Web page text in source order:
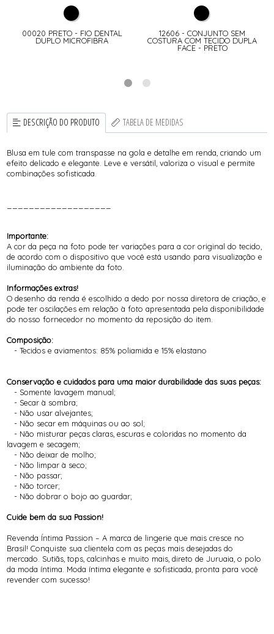
00020 PRETO - FIO DENTAL
DUPLO MICROFIBRA
12606 - CONJUNTO SEM
COSTURA COM TECIDO DUPLA
FACE - PRETO
DESCRIÇÃO DO PRODUTO TABELA DE MEDIDAS
Blusa em tule com transpasse na gola e detalhe em renda, criando um
efeito delicado e elegante. Leve e versátil, valoriza o visual e permite
combinações sofisticada.
Importante:
A cor da peça na foto pode ter variações para a cor original do tecido,
de acordo com o dispositivo que você está usando para visualização e
iluminação do ambiente da foto.
Informações extras!
O desenho da renda é escolhido a dedo por nossa diretora de criação, e
pode ter oscilações em relação à foto apresentada pela disponibilidade
do nosso fornecedor no momento da reposição do item.
Composição:
- Tecidos e aviamentos: 85% poliamida e 15% elastano
Conservação e cuidados para uma maior durabilidade das suas peças:
- Somente lavagem manual;
- Secar à sombra;
- Não usar alvejantes;
- Não secar em máquinas ou ao sol;
- Não misturar peças claras, escuras e coloridas no momento da
lavagem e secagem;
- Não deixar de molho;
- Não limpar à seco;
- Não passar;
- Não torcer;
- Não dobrar o bojo ao guardar;
Cuide bem da sua Passion!
Revenda Íntima Passion – A marca de lingerie que mais cresce no
Brasil! Conquiste sua clientela com as peças mais desejadas do
mercado. Sutiãs, tops, calcinhas e muito mais, direto de Juruaia, o polo
da moda íntima. Moda íntima elegante e sofisticada, pronta para você
revender com sucesso!